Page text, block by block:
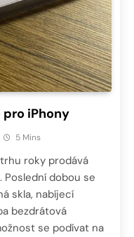
pro iPhony
5 Mins
roky prodává
dobou se
skla, nabíjecí
bezdrátová
se podívat na